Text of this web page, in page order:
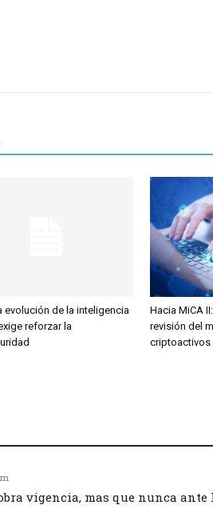
evolución de la inteligencia
reforzar la
Hacia MiCA
revisión del
criptoactivos
vigencia, mas que nunca